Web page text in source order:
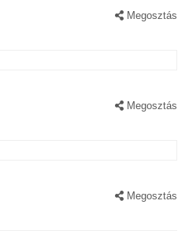
Megosztás
Megosztás
Megosztás